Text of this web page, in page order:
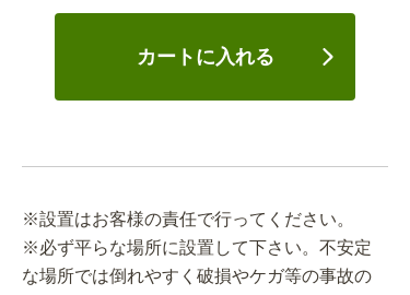
カートに入れる
※設置はお客様の責任で行ってください。
※必ず平らな場所に設置して下さい。不安定
な場所では倒れやすく破損やケガ等の事故の